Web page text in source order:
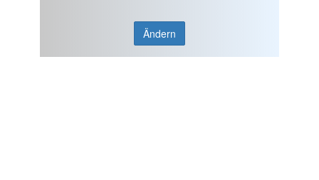
Ändern